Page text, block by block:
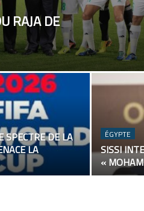
RAJA DE
SPECTRE DE LA
LA
ÉGYPTE
SISSI
«